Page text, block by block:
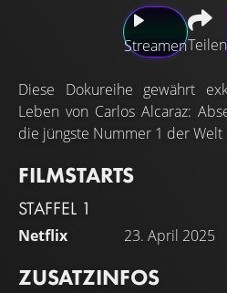
StreamenTeilen
Diese Dokureihe gewährt
Leben von Carlos Alcaraz:
die jüngste Nummer 1 der Welt
FILMSTARTS
STAFFEL 1
Netflix 23. April 2025
ZUSATZINFOS